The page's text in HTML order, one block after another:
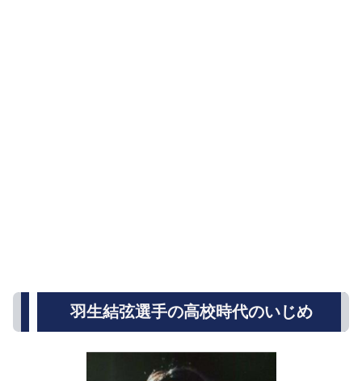
羽生結弦選手の高校時代のいじめ